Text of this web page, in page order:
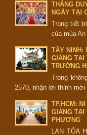
THẮNG
NGÀY TẠI
Trong tiết
của mùa
TÂY NINH:
GIẢNG TẠI
TRƯỜNG
Trong
2570, nhận lời thỉnh
TP.HCM:
GIẢNG TẠI
PHƯƠNG
LAN TỎA